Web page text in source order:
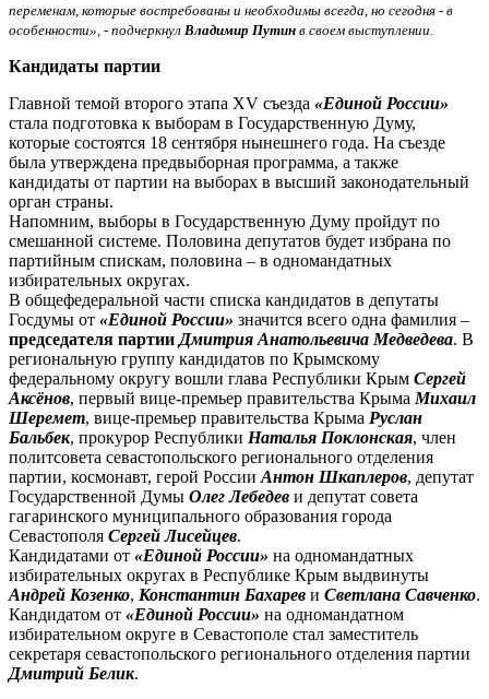
переменам, которые востребованы и необходимы всегда, но сегодня - в
особенности», - подчеркнул Владимир Путин в своем выступлении.
Кандидаты партии
Главной темой второго этапа XV съезда «Единой России»
стала подготовка к выборам в Государственную Думу,
которые состоятся 18 сентября нынешнего года. На съезде
была утверждена предвыборная программа, а также
кандидаты от партии на выборах в высший законодательный
орган страны.
Напомним, выборы в Государственную Думу пройдут по
смешанной системе. Половина депутатов будет избрана по
партийным спискам, половина – в одномандатных
избирательных округах.
В общефедеральной части списка кандидатов в депутаты
Госдумы от «Единой России» значится всего одна фамилия –
председателя партии Дмитрия Анатольевича Медведева. В
региональную группу кандидатов по Крымскому
федеральному округу вошли глава Республики Крым Сергей
Аксёнов, первый вице-премьер правительства Крыма Михаил
Шеремет, вице-премьер правительства Крыма Руслан
Бальбек, прокурор Республики Наталья Поклонская, член
политсовета севастопольского регионального отделения
партии, космонавт, герой России Антон Шкаплеров, депутат
Государственной Думы Олег Лебедев и депутат совета
гагаринского муниципального образования города
Севастополя Сергей Лисейцев.
Кандидатами от «Единой России» на одномандатных
избирательных округах в Республике Крым выдвинуты
Андрей Козенко, Константин Бахарев и Светлана Савченко.
Кандидатом от «Единой России» на одномандатном
избирательном округе в Севастополе стал заместитель
секретаря севастопольского регионального отделения партии
Дмитрий Белик.